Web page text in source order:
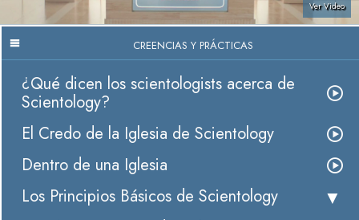
Ver Video
CREENCIAS Y PRÁCTICAS
¿Qué dicen los scientologists acerca de
Scientology?
El Credo de la Iglesia de Scientology
Dentro de una Iglesia
Los Principios Básicos de Scientology